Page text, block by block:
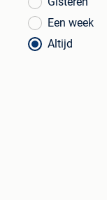
Een week
Altijd